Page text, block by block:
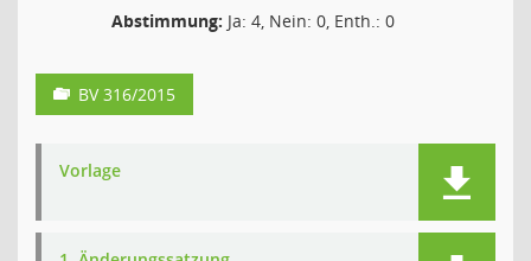
Abstimmung: Ja: 4, Nein: 0, Enth.: 0
BV 316/2015
Vorlage